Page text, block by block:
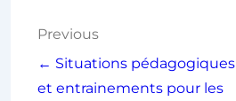
Previous
← Situations pédagogiques
et entrainements pour les